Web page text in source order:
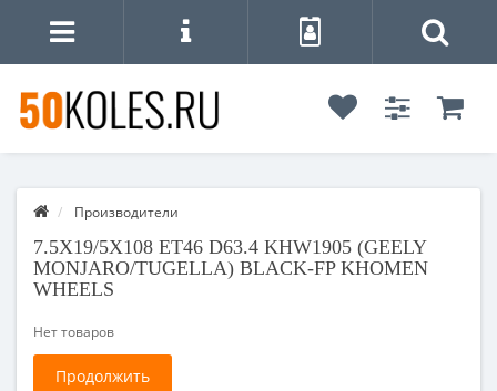
Производители
7.5X19/5X108 ET46 D63.4 KHW1905 (GEELY
MONJARO/TUGELLA) BLACK-FP KHOMEN
WHEELS
Нет товаров
Продолжить